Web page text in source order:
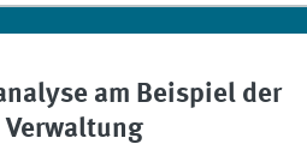
am Beispiel der